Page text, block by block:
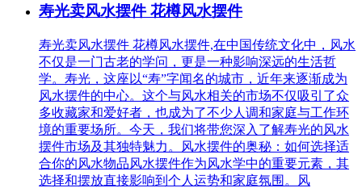
寿光卖风水摆件 花樽风水摆件
寿光卖风水摆件 花樽风水摆件,在中国传统文化中，风水
不仅是一门古老的学问，更是一种影响深远的生活哲
学。寿光，这座以“寿”字闻名的城市，近年来逐渐成为
风水摆件的中心。这个与风水相关的市场不仅吸引了众
多收藏家和爱好者，也成为了不少人调和家庭与工作环
境的重要场所。今天，我们将带您深入了解寿光的风水
摆件市场及其独特魅力。风水摆件的奥秘：如何选择适
合你的风水物品风水摆件作为风水学中的重要元素，其
选择和摆放直接影响到个人运势和家庭氛围。风